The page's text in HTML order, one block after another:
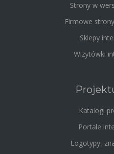
Strony w
Firmowe
Sklepy
Wizytówki
Katalogi
Portale
Logotypy,